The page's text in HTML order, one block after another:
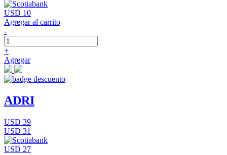
USD 10
Agregar al carrito
-
+
Agregar
ADRI
USD 39
USD 31
USD 27